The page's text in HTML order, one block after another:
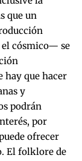
que un
cósmico— se
hay que hacer
y
podrán
por
ofrecer
El folklore de